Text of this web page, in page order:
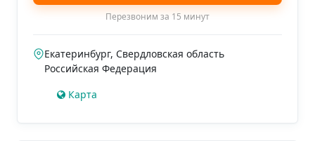
Перезвоним за 15 минут
Екатеринбург, Свердловская область
Российская Федерация
Карта